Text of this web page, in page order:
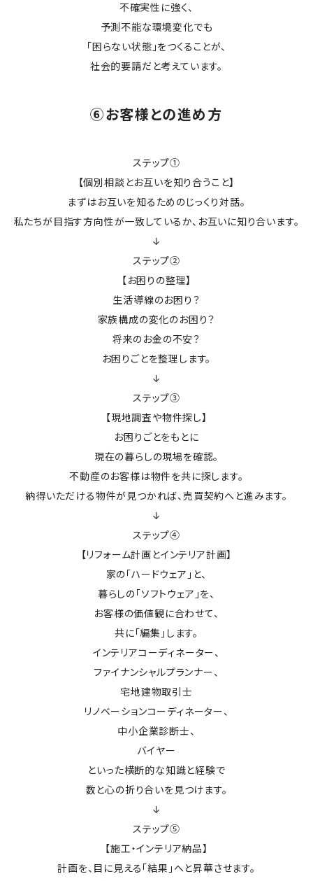
不確実性に強く、
予測不能な環境変化でも
「困らない状態」をつくることが、
社会的要請だと考えています。
⑥お客様との進め方
ステップ①
【個別相談とお互いを知り合うこと】
まずはお互いを知るためのじっくり対話。
私たちが目指す方向性が一致しているか、お互いに知り合います。
↓
ステップ②
【お困りの整理】
生活導線のお困り？
家族構成の変化のお困り？
将来のお金の不安？
お困りごとを整理します。
↓
ステップ③
【現地調査や物件探し】
お困りごとをもとに
現在の暮らしの現場を確認。
不動産のお客様は物件を共に探します。
納得いただける物件が見つかれば、売買契約へと進みます。
↓
ステップ④
【リフォーム計画とインテリア計画】
家の「ハードウェア」と、
暮らしの「ソフトウェア」を、
お客様の価値観に合わせて、
共に「編集」します。
インテリアコーディネーター、
ファイナンシャルプランナー、
宅地建物取引士
リノベーションコーディネーター、
中小企業診断士、
バイヤー
といった横断的な知識と経験で
数と心の折り合いを見つけます。
↓
ステップ⑤
【施工・インテリア納品】
計画を、目に見える「結果」へと昇華させます。